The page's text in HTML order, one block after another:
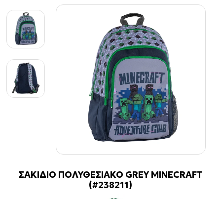
ΣΑΚΙΔΙΟ ΠΟΛΥΘΕΣΙΑΚΟ GREY MINECRAFT
(#238211)